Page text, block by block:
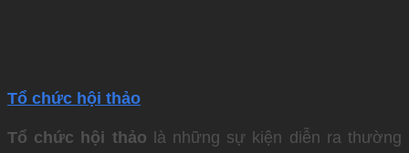
Tổ chức hội thảo
Tổ chức hội thảo là những sự kiện diễn ra thường